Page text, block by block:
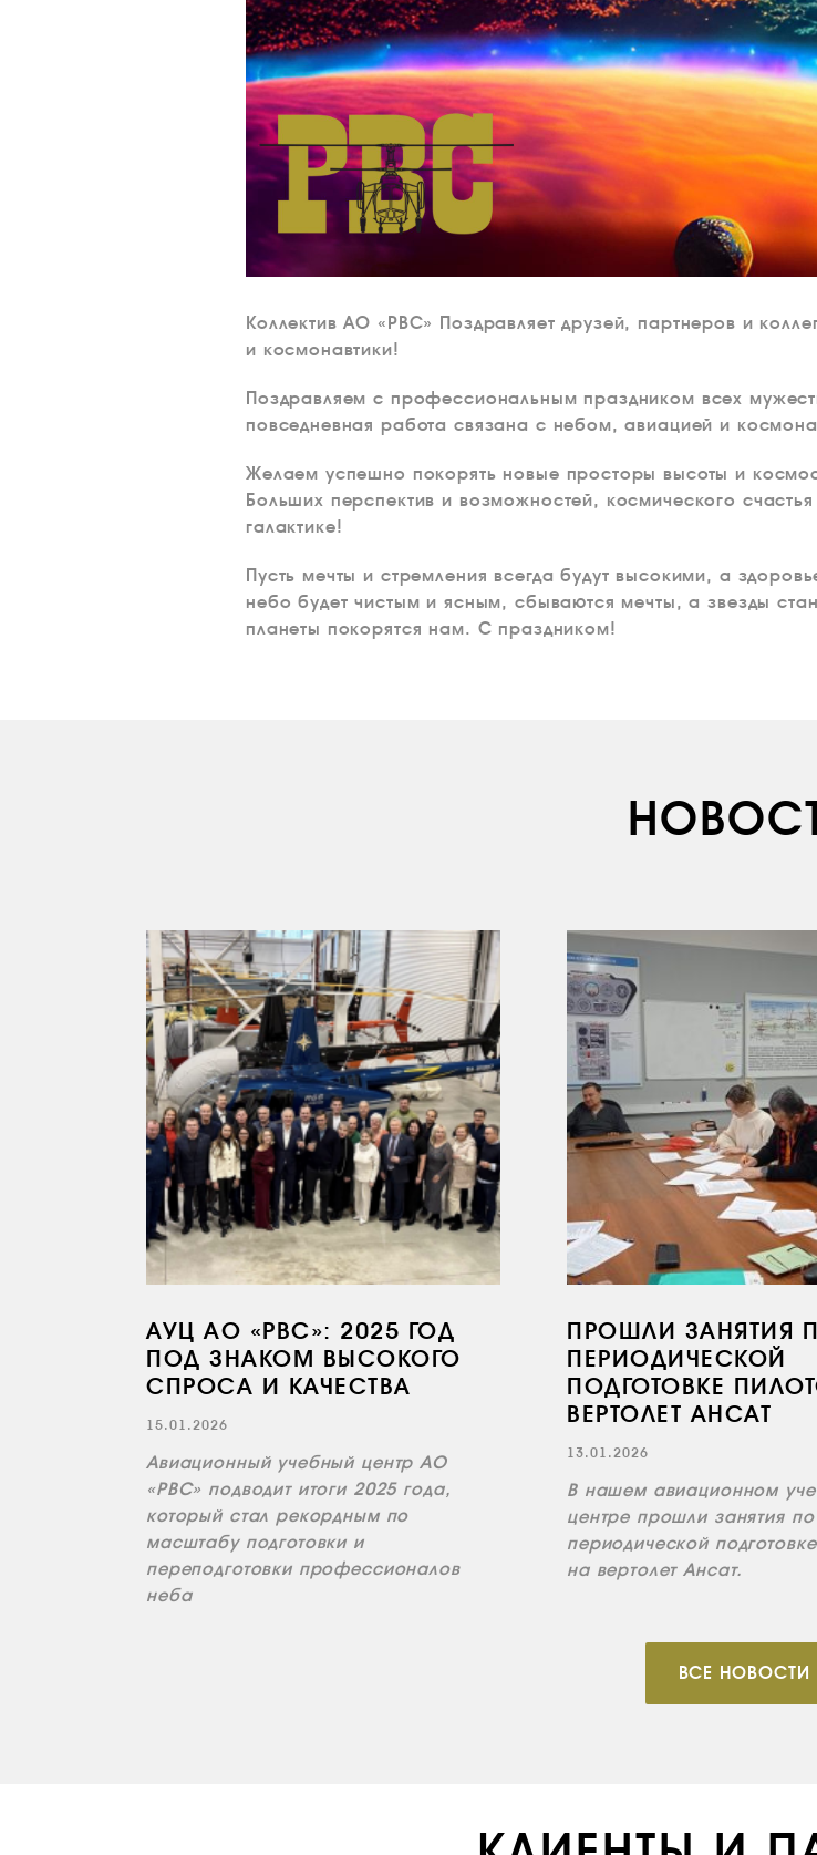
Коллектив АО «РВС» Поздравляет друзей, партнеров и
и космонавтики!
Поздравляем с профессиональным праздником всех
повседневная работа связана с небом, авиацией и
Желаем успешно покорять новые просторы высоты и
Больших перспектив и возможностей, космического
галактике!
Пусть мечты и стремления всегда будут высокими, а
небо будет чистым и ясным, сбываются мечты, а звезды
планеты покорятся нам. С праздником!
АУЦ АО «РВС»: 2025 ГОД
ПОД ЗНАКОМ ВЫСОКОГО
СПРОСА И КАЧЕСТВА
15.01.2026
Авиационный учебный центр АО
«РВС» подводит итоги 2025 года,
который стал рекордным по
масштабу подготовки и
переподготовки профессионалов
неба
ПРОШЛИ ЗАНЯТИЯ
ПЕРИОДИЧЕСКОЙ
ПОДГОТОВКЕ
ВЕРТОЛЕТ АНСАТ
13.01.2026
В нашем авиационном
центре прошли занятия по
периодической
на вертолет Ансат.
ВСЕ НОВОСТИ